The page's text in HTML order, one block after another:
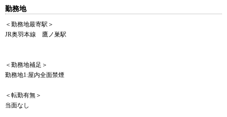
勤務地
＜勤務地最寄駅＞
JR奥羽本線 鷹ノ巣駅
＜勤務地補足＞
勤務地1:屋内全面禁煙
＜転勤有無＞
当面なし